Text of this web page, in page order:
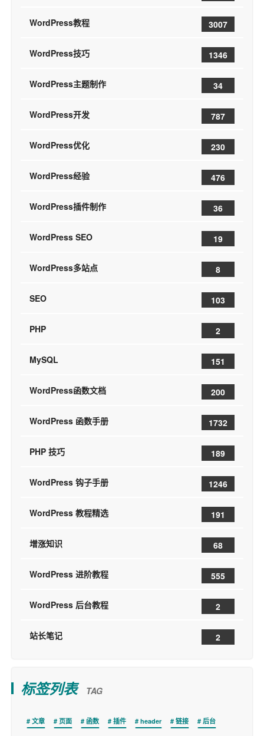
WordPress教程 3007
WordPress技巧 1346
WordPress主题制作 34
WordPress开发 787
WordPress优化 230
WordPress经验 476
WordPress插件制作 36
WordPress SEO 19
WordPress多站点 8
SEO 103
PHP 2
MySQL 151
WordPress函数文档 200
WordPress 函数手册 1732
PHP 技巧 189
WordPress 钩子手册 1246
WordPress 教程精选 191
增涨知识 68
WordPress 进阶教程 555
WordPress 后台教程 2
站长笔记 2
标签列表 TAG
文章 页面 函数 插件 header 链接 后台